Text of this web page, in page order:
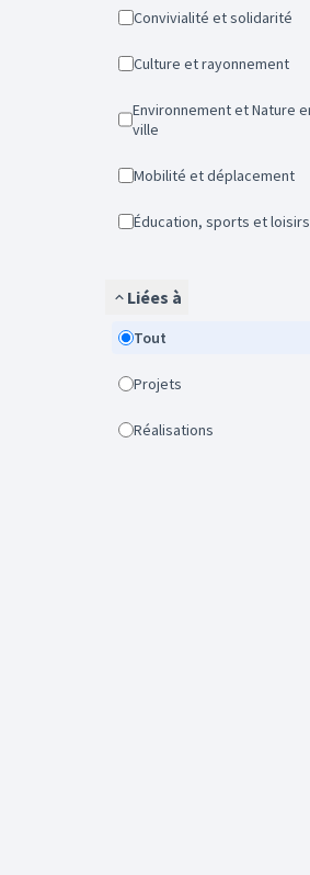
Convivialité et solidarité
Culture et rayonnement
Environnement et Nature en
ville
Mobilité et déplacement
Éducation, sports et loisirs
Liées à
Tout
Projets
Réalisations